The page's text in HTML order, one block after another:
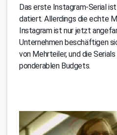
Das erste Instagram-Serial
datiert. Allerdings die echte
Instagram ist nur jetzt
Unternehmen beschäftigen
von Mehrteiler, und die
ponderablen Budgets.